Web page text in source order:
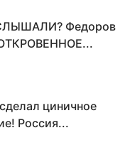
Федоров
циничное
Россия...